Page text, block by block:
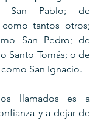
San Pablo; de
tantos otros;
San Pedro; de
Santo Tomás; o de
San Ignacio.
llamados es a
y a dejar de